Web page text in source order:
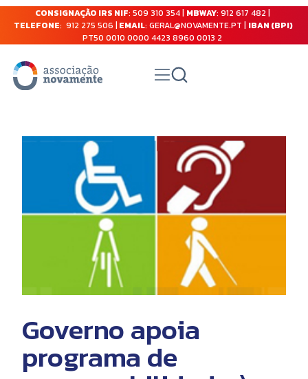
CONSIGNAÇÃO IRS NIF: 509 310 354 | MBWAY: 912 617 482 |
TELEFONE: 912 275 506 | EMAIL: GERAL@NOVAMENTE.PT | IBAN (BPI)
PT50 0010 0000 4423 8960 0013 2
Governo apoia
programa de